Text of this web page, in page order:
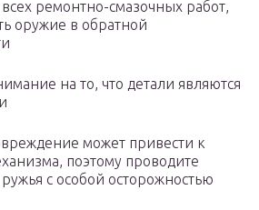
ремонтно-смазочных работ,
оружие в обратной
на то, что детали являются
может привести к
поэтому проводите
с особой осторожностью